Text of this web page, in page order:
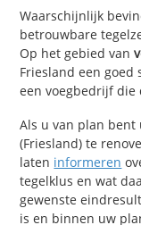
Waarschijnlijk
betrouwbare
Op het gebied van
Friesland een
een voegbedrijf die
Als u van plan
(Friesland) te
laten informeren
tegelklus en wat
gewenste
is en binnen uw